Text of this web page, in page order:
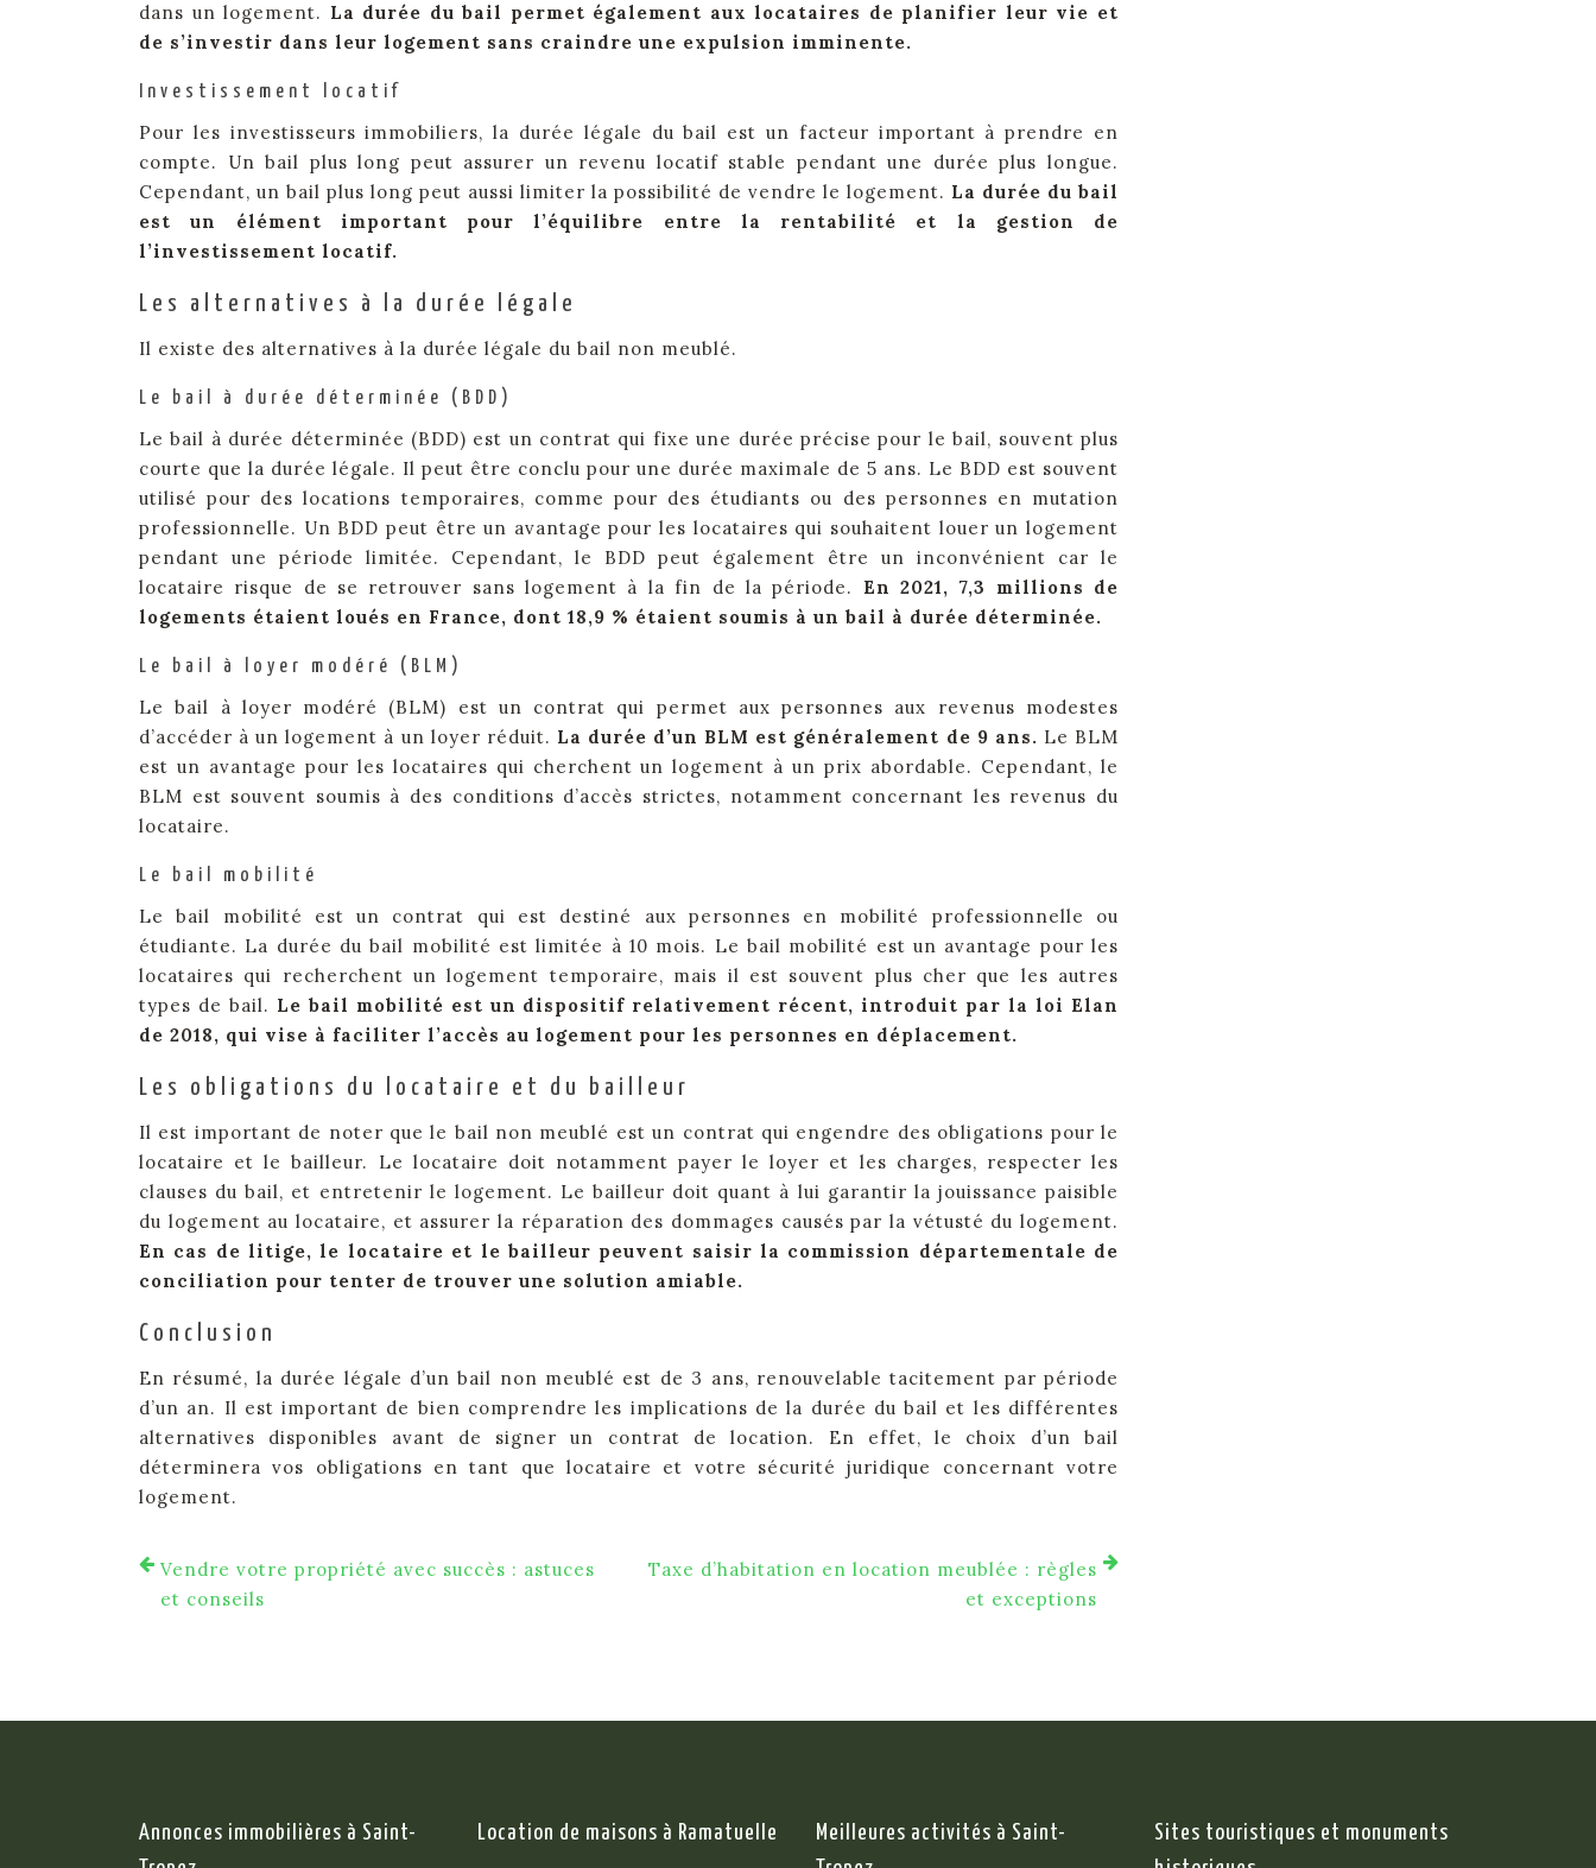
dans un logement. La durée du bail permet également aux locataires de planifier leur vie et
de s’investir dans leur logement sans craindre une expulsion imminente.
Investissement locatif
Pour les investisseurs immobiliers, la durée légale du bail est un facteur important à prendre en
compte. Un bail plus long peut assurer un revenu locatif stable pendant une durée plus longue.
Cependant, un bail plus long peut aussi limiter la possibilité de vendre le logement. La durée du bail
est un élément important pour l’équilibre entre la rentabilité et la gestion de
l’investissement locatif.
Les alternatives à la durée légale
Il existe des alternatives à la durée légale du bail non meublé.
Le bail à durée déterminée (BDD)
Le bail à durée déterminée (BDD) est un contrat qui fixe une durée précise pour le bail, souvent plus
courte que la durée légale. Il peut être conclu pour une durée maximale de 5 ans. Le BDD est souvent
utilisé pour des locations temporaires, comme pour des étudiants ou des personnes en mutation
professionnelle. Un BDD peut être un avantage pour les locataires qui souhaitent louer un logement
pendant une période limitée. Cependant, le BDD peut également être un inconvénient car le
locataire risque de se retrouver sans logement à la fin de la période. En 2021, 7,3 millions de
logements étaient loués en France, dont 18,9 % étaient soumis à un bail à durée déterminée.
Le bail à loyer modéré (BLM)
Le bail à loyer modéré (BLM) est un contrat qui permet aux personnes aux revenus modestes
d’accéder à un logement à un loyer réduit. La durée d’un BLM est généralement de 9 ans. Le BLM
est un avantage pour les locataires qui cherchent un logement à un prix abordable. Cependant, le
BLM est souvent soumis à des conditions d’accès strictes, notamment concernant les revenus du
locataire.
Le bail mobilité
Le bail mobilité est un contrat qui est destiné aux personnes en mobilité professionnelle ou
étudiante. La durée du bail mobilité est limitée à 10 mois. Le bail mobilité est un avantage pour les
locataires qui recherchent un logement temporaire, mais il est souvent plus cher que les autres
types de bail. Le bail mobilité est un dispositif relativement récent, introduit par la loi Elan
de 2018, qui vise à faciliter l’accès au logement pour les personnes en déplacement.
Les obligations du locataire et du bailleur
Il est important de noter que le bail non meublé est un contrat qui engendre des obligations pour le
locataire et le bailleur. Le locataire doit notamment payer le loyer et les charges, respecter les
clauses du bail, et entretenir le logement. Le bailleur doit quant à lui garantir la jouissance paisible
du logement au locataire, et assurer la réparation des dommages causés par la vétusté du logement.
En cas de litige, le locataire et le bailleur peuvent saisir la commission départementale de
conciliation pour tenter de trouver une solution amiable.
Conclusion
En résumé, la durée légale d’un bail non meublé est de 3 ans, renouvelable tacitement par période
d’un an. Il est important de bien comprendre les implications de la durée du bail et les différentes
alternatives disponibles avant de signer un contrat de location. En effet, le choix d’un bail
déterminera vos obligations en tant que locataire et votre sécurité juridique concernant votre
logement.
Vendre votre propriété avec succès : astuces
et conseils
Taxe d’habitation en location meublée : règles
et exceptions
Annonces immobilières à Saint-
Location de maisons à Ramatuelle
Meilleures activités à Saint-
Sites touristiques et monuments